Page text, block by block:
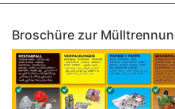
Broschüre zur